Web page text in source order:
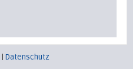
|Datenschutz